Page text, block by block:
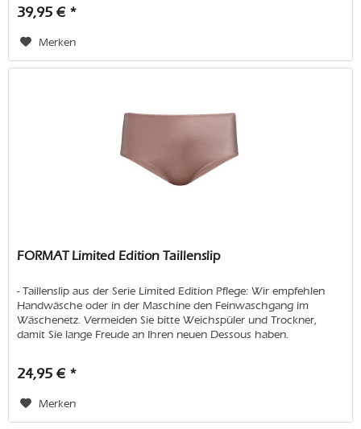
39,95 € *
Merken
FORMAT Limited Edition Taillenslip
- Taillenslip aus der Serie Limited Edition Pflege: Wir empfehlen
Handwäsche oder in der Maschine den Feinwaschgang im
Wäschenetz. Vermeiden Sie bitte Weichspüler und Trockner,
damit Sie lange Freude an Ihren neuen Dessous haben.
24,95 € *
Merken